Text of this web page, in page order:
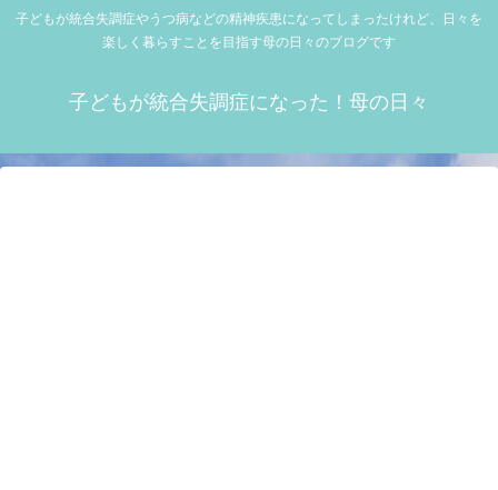
子どもが統合失調症やうつ病などの精神疾患になってしまったけれど、日々を
楽しく暮らすことを目指す母の日々のブログです
子どもが統合失調症になった！母の日々